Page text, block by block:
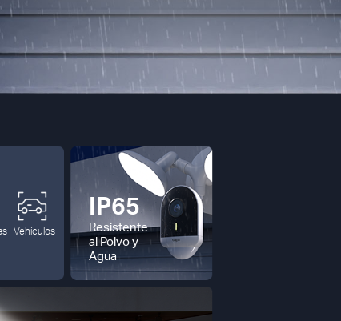
Vehículos
IP65
Resistente
al Polvo y
Agua